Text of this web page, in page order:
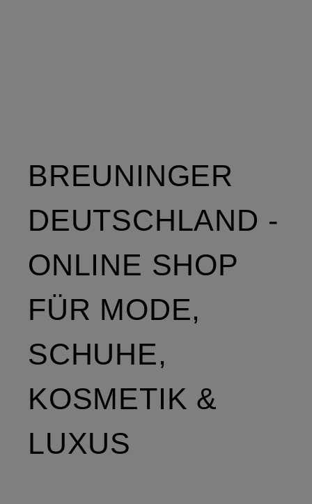
BREUNINGER
DEUTSCHLAND -
ONLINE SHOP
FÜR MODE,
SCHUHE,
KOSMETIK &
LUXUS